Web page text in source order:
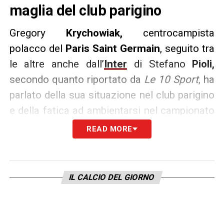
maglia del club parigino
Gregory Krychowiak, centrocampista
polacco del
Paris Saint Germain, seguito tra
le altre anche dall’Inter di Stefano Pioli,
secondo quanto riportato da Le 10 Sport, ha
parlato della sua situazione nel club parigino
e della fatica ad ambientarsi nel campionato
«Devo avere pazienza e continuare
a lavorare duramente per adattarmi al
AFFARE SFUMATO?– Il polacco sembra non
READ MORE
IL CALCIO DEL GIORNO